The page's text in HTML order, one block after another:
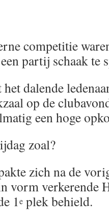
competitie
partij schaak te
dalende
op de
een hoge
zoal?
zich na de
vorm verkerende
1e plek behield.